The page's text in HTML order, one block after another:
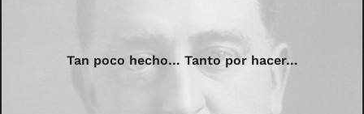
Tan poco hecho… Tanto por hacer…